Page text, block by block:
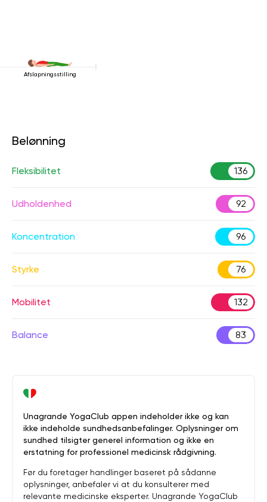
Afslapningsstilling
Belønning
Fleksibilitet 136
Udholdenhed 92
Koncentration 96
Styrke 76
Mobilitet 132
Balance 83
Unagrande YogaClub appen indeholder ikke og kan
ikke indeholde sundhedsanbefalinger. Oplysninger om
sundhed tilsigter generel information og ikke en
erstatning for professionel medicinsk rådgivning.
Før du foretager handlinger baseret på sådanne
oplysninger, anbefaler vi at du konsulterer med
relevante medicinske eksperter. Unagrande YogaClub